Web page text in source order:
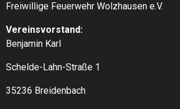
Freiwillige Feuerwehr Wolzhausen e.V.
Vereinsvorstand:
Benjamin Karl
Schelde-Lahn-Straße 1
35236 Breidenbach